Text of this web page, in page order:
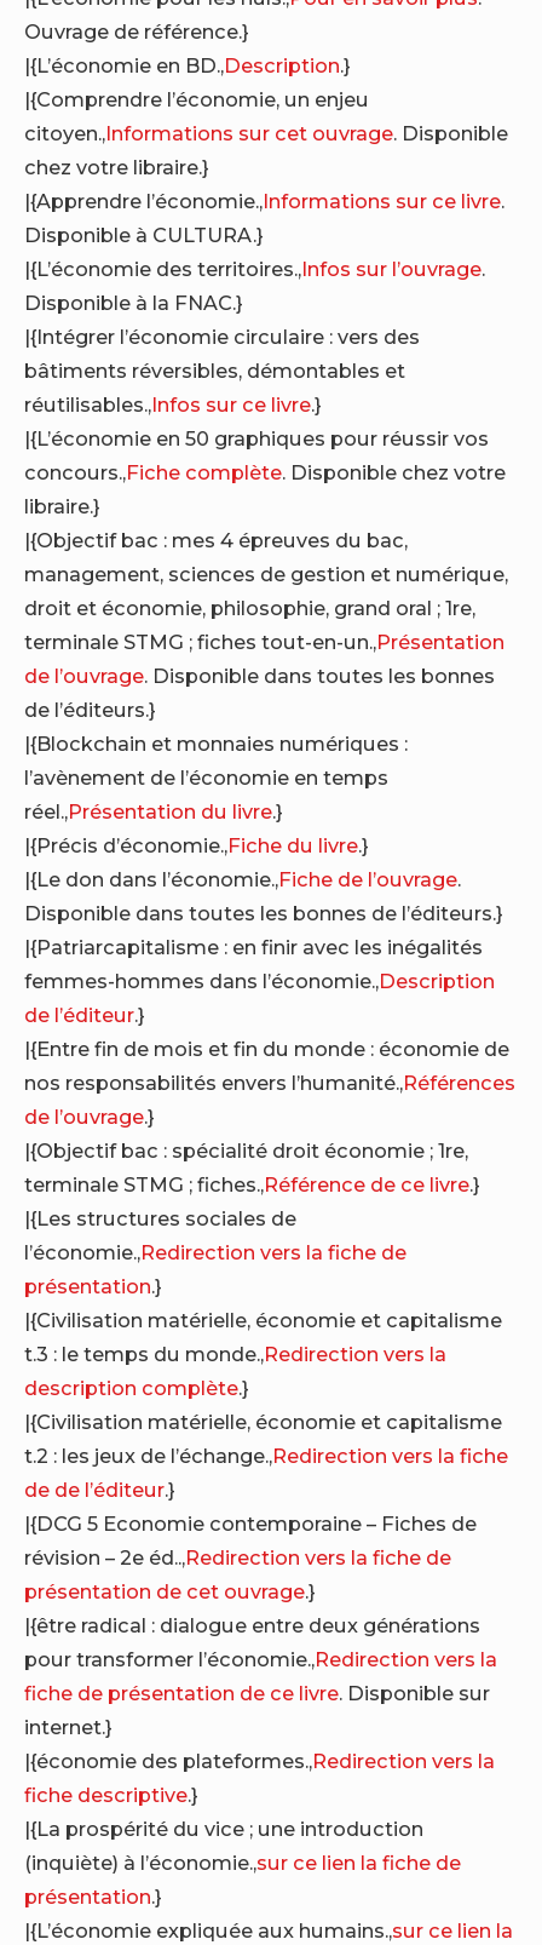
Ouvrage de référence.}
|{L’économie en BD.,Description.}
|{Comprendre l’économie, un enjeu
citoyen.,Informations sur cet ouvrage. Disponible
chez votre libraire.}
|{Apprendre l’économie.,Informations sur ce livre.
Disponible à CULTURA.}
|{L’économie des territoires.,Infos sur l’ouvrage.
Disponible à la FNAC.}
|{Intégrer l’économie circulaire : vers des
bâtiments réversibles, démontables et
réutilisables.,Infos sur ce livre.}
|{L’économie en 50 graphiques pour réussir vos
concours.,Fiche complète. Disponible chez votre
libraire.}
|{Objectif bac : mes 4 épreuves du bac,
management, sciences de gestion et numérique,
droit et économie, philosophie, grand oral ; 1re,
terminale STMG ; fiches tout-en-un.,Présentation
de l’ouvrage. Disponible dans toutes les bonnes
de l’éditeurs.}
|{Blockchain et monnaies numériques :
l’avènement de l’économie en temps
réel.,Présentation du livre.}
|{Précis d’économie.,Fiche du livre.}
|{Le don dans l’économie.,Fiche de l’ouvrage.
Disponible dans toutes les bonnes de l’éditeurs.}
|{Patriarcapitalisme : en finir avec les inégalités
femmes-hommes dans l’économie.,Description
de l’éditeur.}
|{Entre fin de mois et fin du monde : économie de
nos responsabilités envers l’humanité.,Références
de l’ouvrage.}
|{Objectif bac : spécialité droit économie ; 1re,
terminale STMG ; fiches.,Référence de ce livre.}
|{Les structures sociales de
l’économie.,Redirection vers la fiche de
présentation.}
|{Civilisation matérielle, économie et capitalisme
t.3 : le temps du monde.,Redirection vers la
description complète.}
|{Civilisation matérielle, économie et capitalisme
t.2 : les jeux de l’échange.,Redirection vers la fiche
de de l’éditeur.}
|{DCG 5 Economie contemporaine – Fiches de
révision – 2e éd..,Redirection vers la fiche de
présentation de cet ouvrage.}
|{être radical : dialogue entre deux générations
pour transformer l’économie.,Redirection vers la
fiche de présentation de ce livre. Disponible sur
internet.}
|{économie des plateformes.,Redirection vers la
fiche descriptive.}
|{La prospérité du vice ; une introduction
(inquiète) à l’économie.,sur ce lien la fiche de
présentation.}
|{L’économie expliquée aux humains.,sur ce lien la